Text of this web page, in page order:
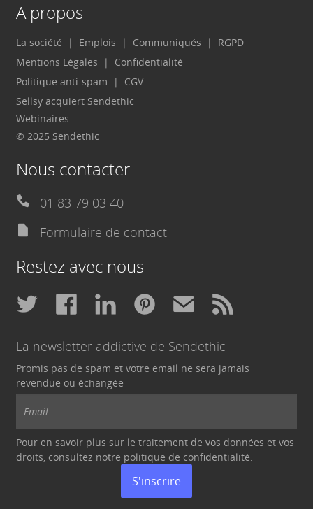
A propos
La société Emplois Communiqués
RGPD
Mentions Légales
Confidentialité
Politique anti-spam
CGV
Sellsy acquiert Sendethic
Webinaires
© 2025 Sendethic
Nous contacter
01 83 79 03 40
Formulaire de contact
Restez avec nous
La newsletter addictive de Sendethic
Promis pas de spam et votre email ne sera jamais
revendue ou échangée
Pour en savoir plus sur le traitement de vos données et vos
droits, consultez notre politique de confidentialité.
S'inscrire